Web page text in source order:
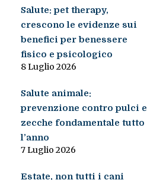
Salute: pet therapy,
crescono le evidenze sui
benefici per benessere
fisico e psicologico
8 Luglio 2026
Salute animale:
prevenzione contro pulci e
zecche fondamentale tutto
l’anno
7 Luglio 2026
Estate, non tutti i cani